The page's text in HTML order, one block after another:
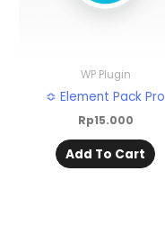
WP Plugin
≎ Element Pack Pro
Rp15.000
Add To Cart